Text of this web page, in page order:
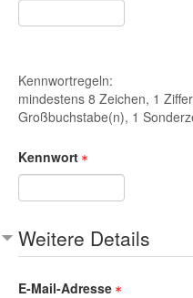
Kennwortregeln:
mindestens 8 Zeichen, 1
Großbuchstabe(n), 1
Kennwort
Weitere Details
E-Mail-Adresse